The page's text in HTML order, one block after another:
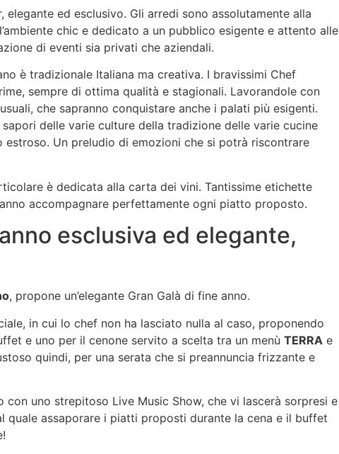
elegante ed esclusivo. Gli arredi sono assolutamente alla
chic e dedicato a un pubblico esigente e attento alle
di eventi sia privati che aziendali.
è tradizionale Italiana ma creativa. I bravissimi Chef
sempre di ottima qualità e stagionali. Lavorandole con
che sapranno conquistare anche i palati più esigenti.
delle varie culture della tradizione delle varie cucine
estroso. Un preludio di emozioni che si potrà riscontrare
è dedicata alla carta dei vini. Tantissime etichette
accompagnare perfettamente ogni piatto proposto.
esclusiva ed elegante,
, propone un’elegante Gran Galà di fine anno.
in cui lo chef non ha lasciato nulla al caso, proponendo
e uno per il cenone servito a scelta tra un menù TERRA e
quindi, per una serata che si preannuncia frizzante e
con uno strepitoso Live Music Show, che vi lascerà sorpresi e
quale assaporare i piatti proposti durante la cena e il buffet